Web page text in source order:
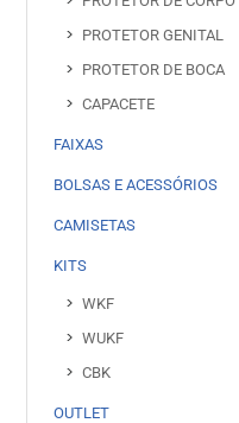
PROTETOR GENITAL
PROTETOR DE BOCA
CAPACETE
FAIXAS
BOLSAS E ACESSÓRIOS
CAMISETAS
KITS
WKF
WUKF
CBK
OUTLET